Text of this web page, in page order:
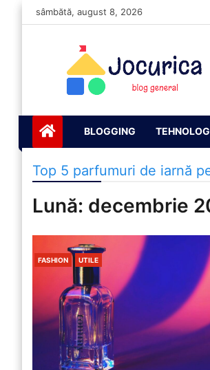
Skip
to
sâmbătă, august 8, 2026
Jocurică blog
BLOGGING
Top 5 parfumuri de iarnă
Lună: decembrie
FASHION UTILE